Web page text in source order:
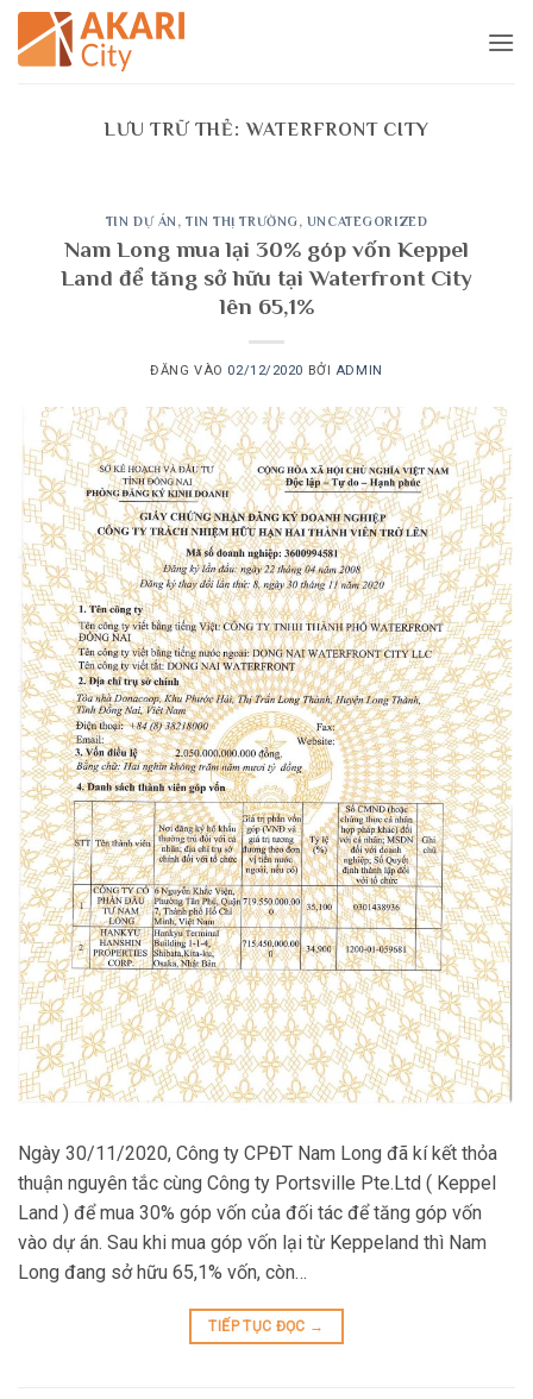
Bỏ
qua
nội
LƯU TRỮ THẺ:WATERFRONT CITY
TIN DỰ ÁN , TIN THỊ TRƯỜNG, UNCATEGORIZED
Nam Long mua lại 30% góp vốn Keppel
Land để tăng sở hữu tại Waterfront City
lên 65,1%
ĐĂNG VÀO 02/12/2020 BỞI ADMIN
Ngày 30/11/2020, Công ty CPĐT Nam Long đã kí kết thỏa
thuận nguyên tắc cùng Công ty Portsville Pte.Ltd ( Keppel
Land ) để mua 30% góp vốn của đối tác để tăng góp vốn
vào dự án. Sau khi mua góp vốn lại từ Keppeland thì Nam
Long đang sở hữu 65,1% vốn, còn…
TIẾP TỤC ĐỌC →